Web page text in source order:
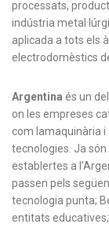
processats,
indústria
aplicada a tots els
electrodomèstics
Argentina és un
on les empreses
com lamaquinària i
tecnologies. Ja
establertes a
passen pels
tecnologia punta;
entitats